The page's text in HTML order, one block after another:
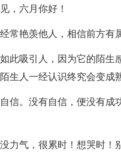
，六月你好！
常艳羡他人，相信前方有
此吸引人，因为它的陌
生人一经认识终究会变成
信。没有自信，便没有成
力气，很累时！想哭时